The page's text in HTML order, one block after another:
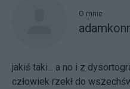
O mnie
jakiś taki... a no i z
człowiek rzekł do